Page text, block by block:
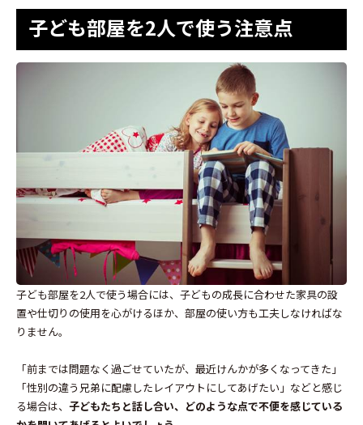
子ども部屋を2人で使う注意点
子ども部屋を2人で使う場合には、子どもの成長に合わせた家具の設
置や仕切りの使用を心がけるほか、部屋の使い方も工夫しなければな
りません。
「前までは問題なく過ごせていたが、最近けんかが多くなってきた」
「性別の違う兄弟に配慮したレイアウトにしてあげたい」などと感じ
る場合は、 子どもたちと話し合い、どのような点で不便を感じている